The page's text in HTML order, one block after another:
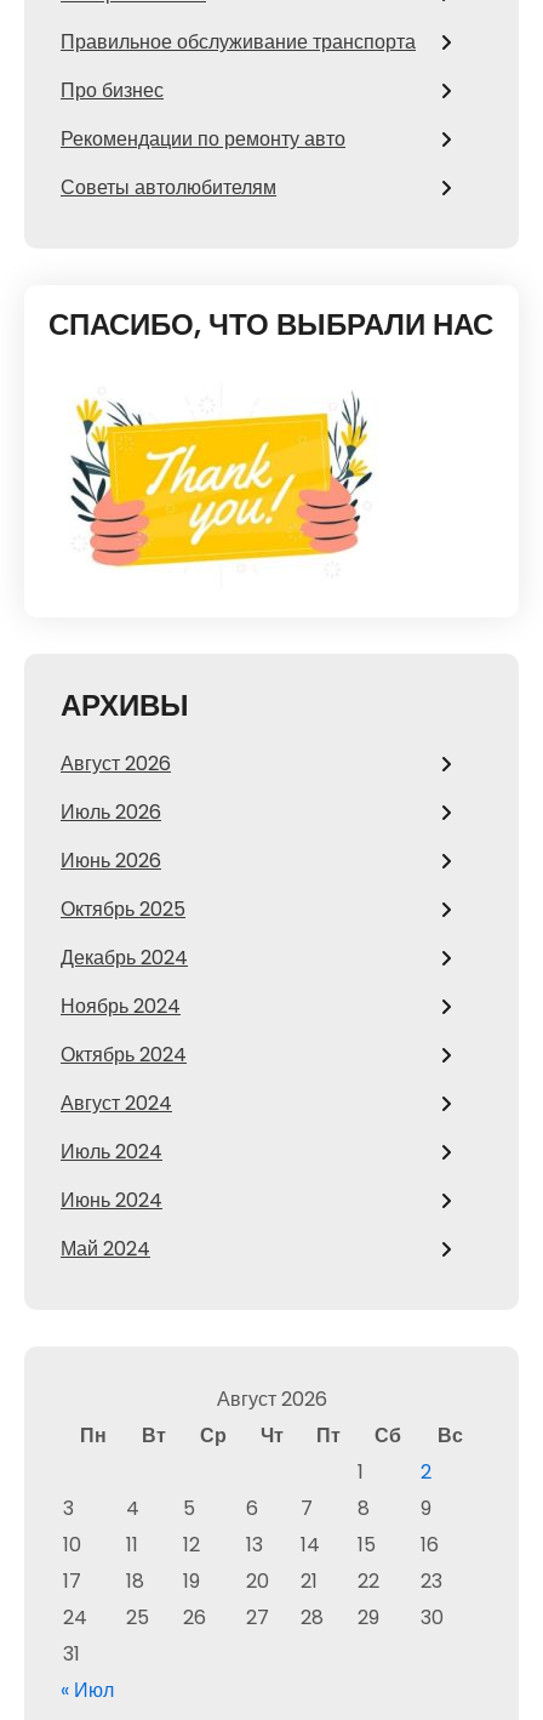
Правильное обслуживание транспорта
Про бизнес
Рекомендации по ремонту авто
Советы автолюбителям
СПАСИБО, ЧТО ВЫБРАЛИ НАС
АРХИВЫ
Август 2026
Июль 2026
Июнь 2026
Октябрь 2025
Декабрь 2024
Ноябрь 2024
Октябрь 2024
Август 2024
Июль 2024
Июнь 2024
Май 2024
Август 2026
Пн
Вт Ср Чт Пт Сб
Вс
1
2
3
4 5 6 7 8
9
10
11 12 13 14 15
16
17
18 19 20 21 22
23
24
25 26 27 28 29
30
31
« Июл